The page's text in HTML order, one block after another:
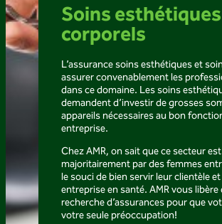
Soins
corporels
L’assurance soins esthétiques et
assurer convenablement les
dans ce domaine. Les soins
demandent d’investir de grosses
appareils nécessaires au bon
entreprise.
Chez AMR, on sait que ce secteur
majoritairement par des femmes
le souci de bien servir leur clientèle et
entreprise en santé. AMR vous libère
recherche d’assurances pour que
votre seule préoccupation!